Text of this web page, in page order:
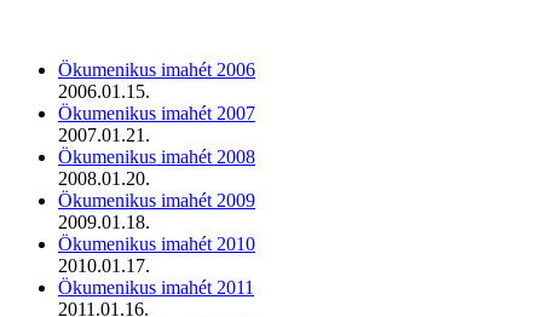
Ökumenikus imahét 2006
2006.01.15.
Ökumenikus imahét 2007
2007.01.21.
Ökumenikus imahét 2008
2008.01.20.
Ökumenikus imahét 2009
2009.01.18.
Ökumenikus imahét 2010
2010.01.17.
Ökumenikus imahét 2011
2011.01.16.